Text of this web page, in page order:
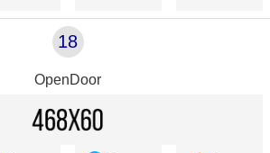
18
OpenDoor